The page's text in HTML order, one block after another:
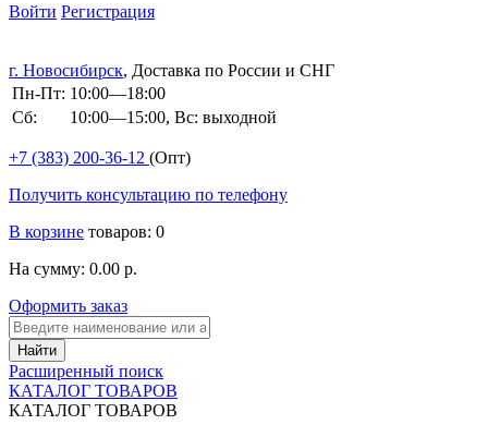
Войти Регистрация
г. Новосибирск, Доставка по России и СНГ
Пн-Пт: 10:00—18:00
Сб:
10:00—15:00, Вс: выходной
+7 (383) 200-36-12 (Опт)
Получить консультацию по телефону
В корзине товаров: 0
На сумму: 0.00 р.
Оформить заказ
Расширенный поиск
КАТАЛОГ ТОВАРОВ
КАТАЛОГ ТОВАРОВ